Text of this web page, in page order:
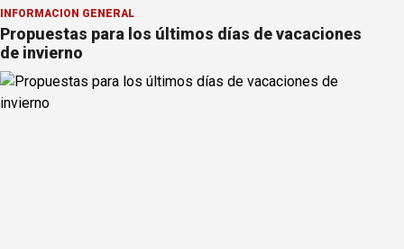
INFORMACION GENERAL
Propuestas para los últimos días de vacaciones
de invierno